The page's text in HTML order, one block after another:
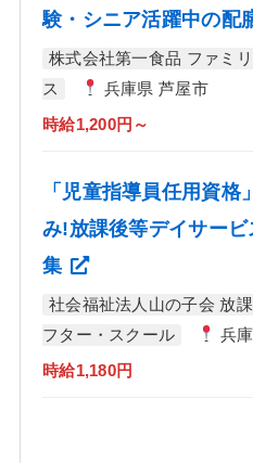
験・シニア活躍中の配
株式会社第一食品 ファミ
ス
兵庫県 芦屋市
時給1,200円～
「児童指導員任用資
み!放課後等デイサー
集
社会福祉法人山の子会 放
フター・スクール
兵
時給1,180円